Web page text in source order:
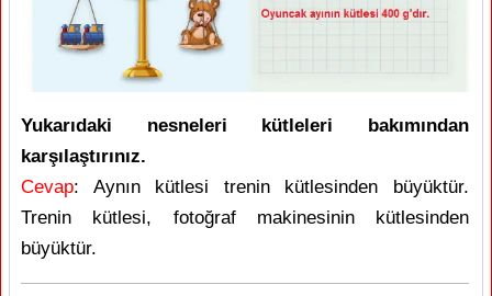
Yukarıdaki nesneleri kütleleri bakımından
karşılaştırınız.
Cevap: Aynın kütlesi trenin kütlesinden büyüktür.
Trenin kütlesi, fotoğraf makinesinin kütlesinden
büyüktür.